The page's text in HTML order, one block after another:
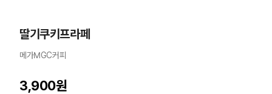
딸기쿠키프라페
메가MGC커피
3,900원